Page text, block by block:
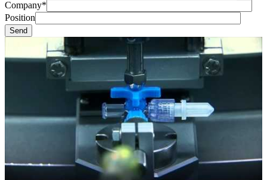
Company*
Position